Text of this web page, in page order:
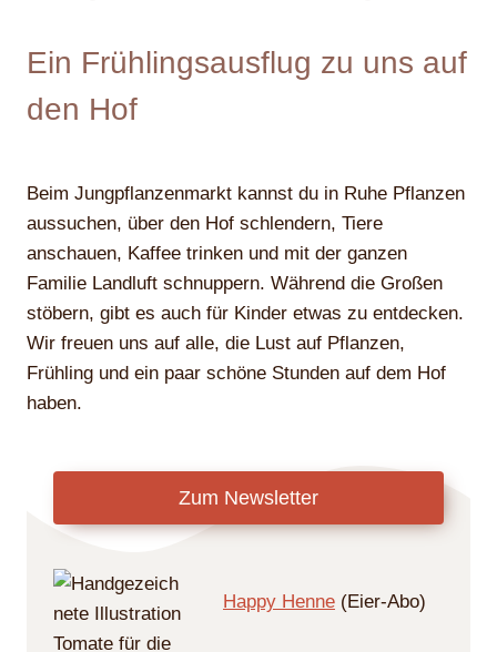
Ein Frühlingsausflug zu uns auf
den Hof
Beim Jungpflanzenmarkt kannst du in Ruhe Pflanzen
aussuchen, über den Hof schlendern, Tiere
anschauen, Kaffee trinken und mit der ganzen
Familie Landluft schnuppern. Während die Großen
stöbern, gibt es auch für Kinder etwas zu entdecken.
Wir freuen uns auf alle, die Lust auf Pflanzen,
Frühling und ein paar schöne Stunden auf dem Hof
haben.
Zum Newsletter
Happy Henne (Eier-Abo)